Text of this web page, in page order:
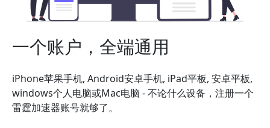
一个账户，全端通用
iPhone苹果手机, Android安卓手机, iPad平板, 安卓平板,
windows个人电脑或Mac电脑 - 不论什么设备，注册一个
雷霆加速器账号就够了。